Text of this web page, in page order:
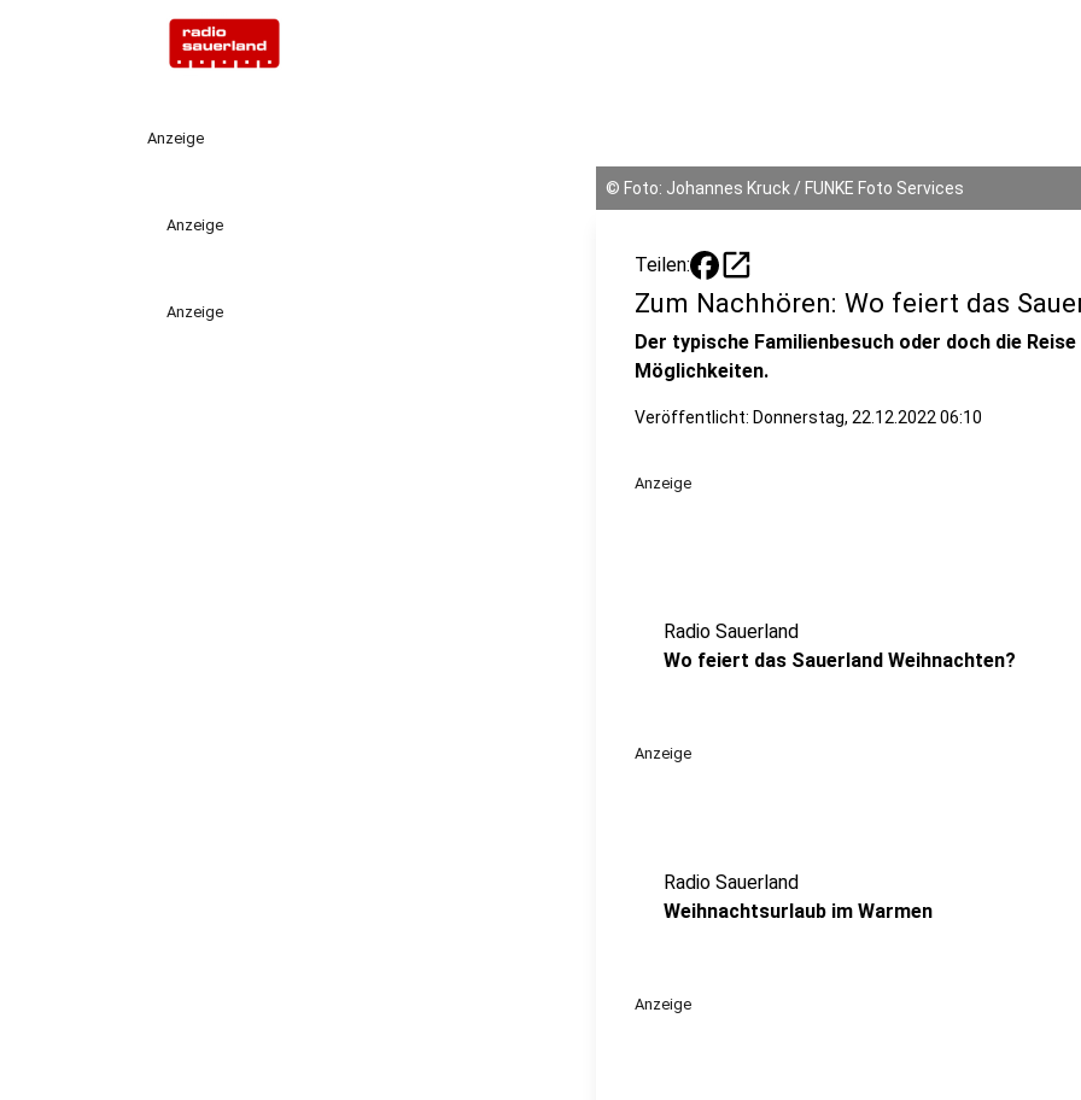
Anzeige
Anzeige
Anzeige
© Foto: Johannes Kruck / FUNKE Foto Services
Teilen: open_in_new
Zum Nachhören: Wo feiert das
Der typische Familienbesuch oder doch die
Möglichkeiten.
Veröffentlicht: Donnerstag, 22.12.2022 06:10
Anzeige
Radio Sauerland
Wo feiert das Sauerland Weihnachten?
Anzeige
Radio Sauerland
Weihnachtsurlaub im Warmen
Anzeige